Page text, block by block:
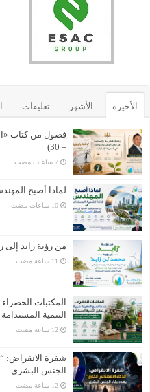
الأخيرة الأشهر تعليقات
– 30)
لماذا أصبح المهندس
من رؤية زايد إلى
المكتبات
التنمية المستدامة
شفرة الانقراض:
الجنس البشري